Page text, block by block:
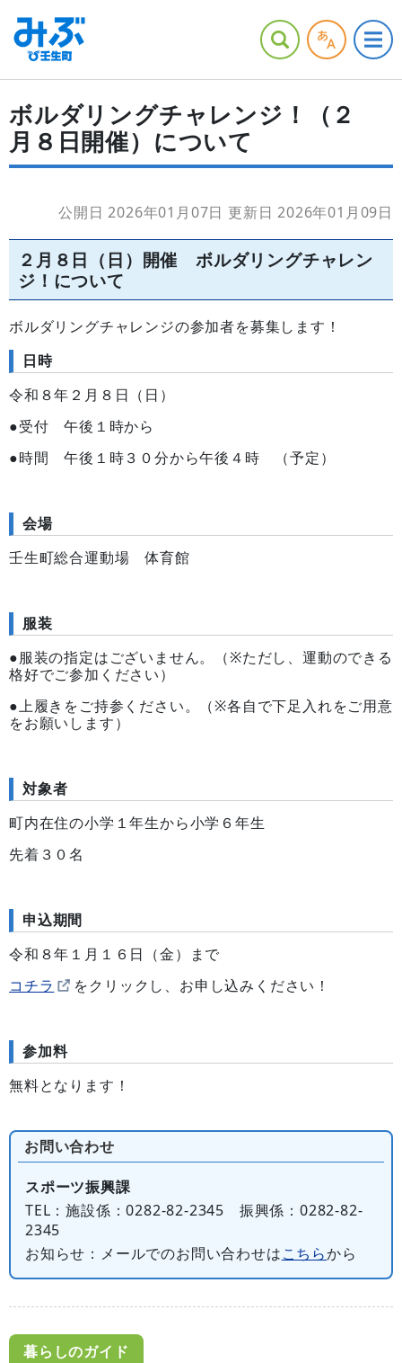
ボルダリングチャレンジ！（２
月８日開催）について
公開日 2026年01月07日 更新日 2026年01月09日
２月８日（日）開催 ボルダリングチャレン
ジ！について
ボルダリングチャレンジの参加者を募集します！
日時
令和８年２月８日（日）
●受付 午後１時から
●時間 午後１時３０分から午後４時 （予定）
会場
壬生町総合運動場 体育館
服装
●服装の指定はございません。（※ただし、運動のできる
格好でご参加ください）
●上履きをご持参ください。（※各自で下足入れをご用意
をお願いします）
対象者
町内在住の小学１年生から小学６年生
先着３０名
申込期間
令和８年１月１６日（金）まで
コチラ
をクリックし、お申し込みください！
参加料
無料となります！
お問い合わせ
スポーツ振興課
TEL ：施設係：0282-82-2345 振興係：0282-82-
2345
お知らせ ：メールでのお問い合わせはこちらから
暮らしのガイド